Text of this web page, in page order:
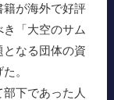
籍が海外で好評
「大空のサム
なる団体の資
。
下であった人